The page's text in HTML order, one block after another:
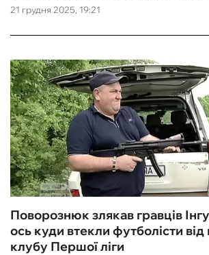
21 грудня 2025, 19:21
Поворознюк злякав гравців
ось куди втекли футболісти
клубу Першої ліги